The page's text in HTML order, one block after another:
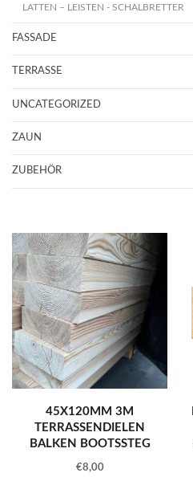
45X120MM 3M
TERRASSENDIELEN
BALKEN BOOTSSTEG
€8,00
LATTEN – LEISTEN - SCHALBRETTER
FASSADE
TERRASSE
UNCATEGORIZED
ZAUN
ZUBEHÖR